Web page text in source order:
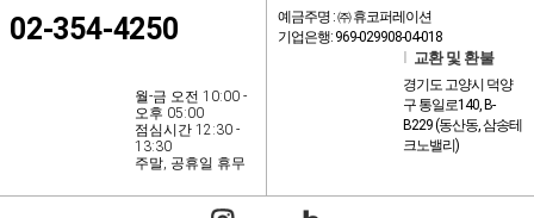
02-354-4250
월-금 오전 10:00 -
오후 05:00
점심시간 12:30 -
13:30
주말, 공휴일 휴무
예금주명 : ㈜ 휴코퍼레이션
기업은행: 969-029908-04-018
교환 및 환불
경기도 고양시 덕양
구 통일로140, B-
B229 (동산동, 삼송테
크노밸리)